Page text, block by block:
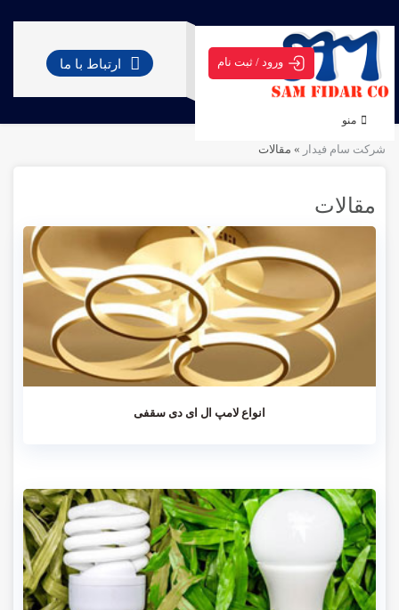
منو
ورود / ثبت نام ارتباط با ما
شرکت سام فیدار» مقالات
مقالات
انواع لامپ ال ای دی سقفی